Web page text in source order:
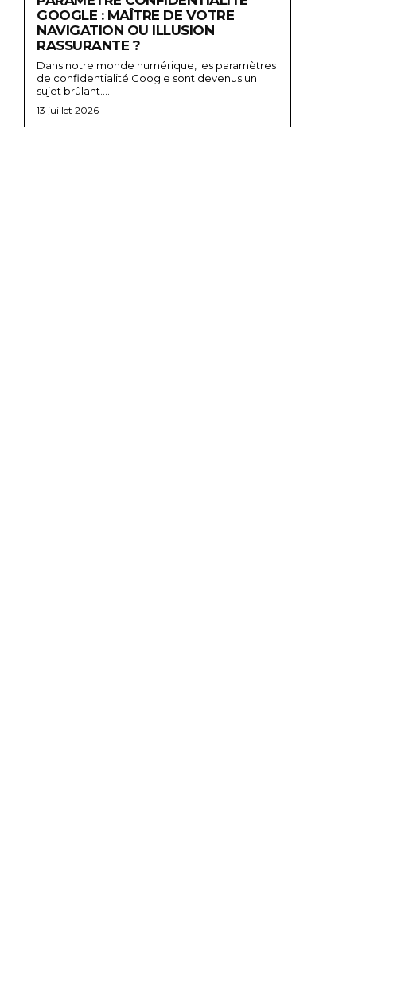
GOOGLE : MAÎTRE DE VOTRE
NAVIGATION OU ILLUSION
RASSURANTE ?
Dans notre monde numérique, les paramètres
de confidentialité Google sont devenus un
sujet brûlant....
13 juillet 2026